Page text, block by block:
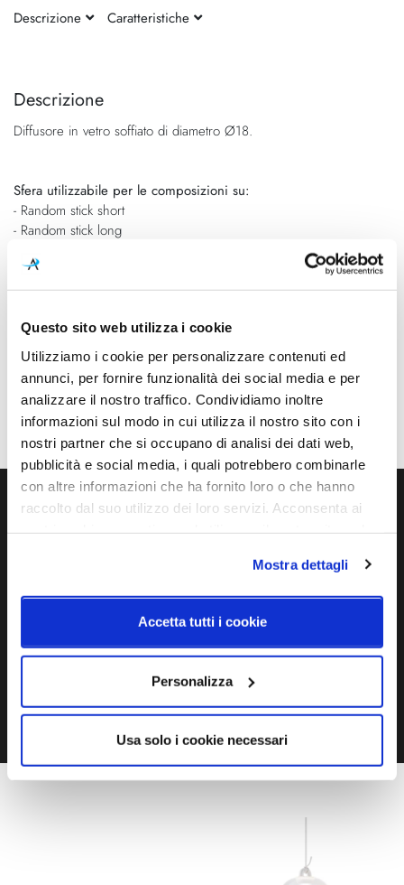
Questo sito web utilizza i cookie
Utilizziamo i cookie per personalizzare contenuti ed
annunci, per fornire funzionalità dei social media e per
analizzare il nostro traffico. Condividiamo inoltre
informazioni sul modo in cui utilizza il nostro sito con i
nostri partner che si occupano di analisi dei dati web,
pubblicità e social media, i quali potrebbero combinarle
con altre informazioni che ha fornito loro o che hanno
raccolto dal suo utilizzo dei loro servizi. Acconsenta ai
Mostra dettagli
Accetta tutti i cookie
Personalizza
Usa solo i cookie necessari
fine
galleria
della
di
Descrizione
Diffusore in vetro soffiato di diametro Ø18.
Sfera utilizzabile per le composizioni su:
- Random stick short
- Random stick long
Disponibili le versioni dei seguenti diametri: Ø10, Ø12 e
Ø14. Consultabili nella sezione "consigliati".
Caratteristiche
Cod.Art.
17113V 71
Dimensioni
Diametro Ø18
Descrizione
Caratteristiche
Ti servono maggiori informazioni?
MODULO CONTATTI